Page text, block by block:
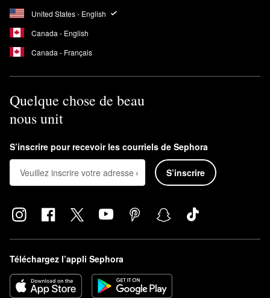
United States - English
Canada - English
Canada - Français
Quelque chose de beau
nous unit
S’inscrire pour recevoir les courriels de Sephora
S’inscrire
Téléchargez l’appli Sephora